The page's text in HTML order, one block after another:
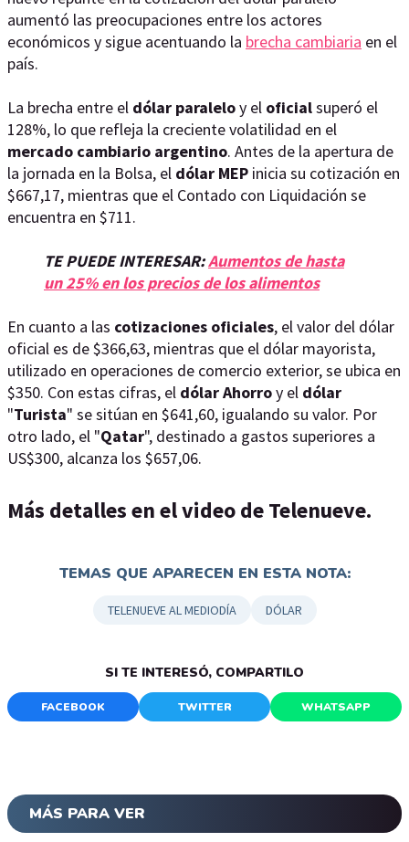
aumentó las preocupaciones entre los actores
económicos y sigue acentuando la brecha cambiaria en el
país.
La brecha entre el dólar paraleloy el oficialsuperó el
128%, lo que refleja la creciente volatilidad en el
mercado cambiario argentino. Antes de la apertura de
la jornada en la Bolsa, el dólar MEP inicia su cotización en
$667,17, mientras que el Contado con Liquidación se
encuentra en $711.
TE PUEDE INTERESAR:Aumentos de hasta
un 25% en los precios de los alimentos
En cuanto a las cotizaciones oficiales, el valor del dólar
oficial es de $366,63, mientras que el dólar mayorista,
utilizado en operaciones de comercio exterior, se ubica en
$350. Con estas cifras, el dólar Ahorroy el dólar
"Turista" se sitúan en $641,60, igualando su valor. Por
otro lado, el "Qatar", destinado a gastos superiores a
US$300, alcanza los $657,06.
Más detalles en el video de Telenueve.
TEMAS QUE APARECEN EN ESTA NOTA:
TELENUEVE AL MEDIODÍA DÓLAR
SI TE INTERESÓ, COMPARTILO
FACEBOOK TWITTER WHATSAPP
MÁS PARA VER